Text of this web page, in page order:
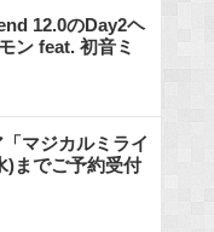
12.0のDay2ヘ
ン feat. 初音ミ
マジカルミライ
)までご予約受付